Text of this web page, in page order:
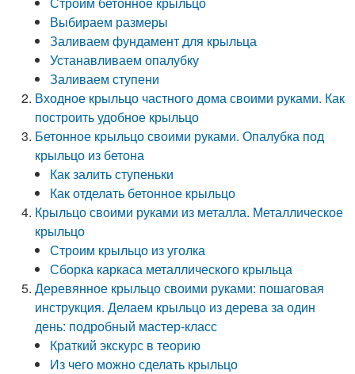
Выбираем размеры
Заливаем фундамент для крыльца
Устанавливаем опалубку
Заливаем ступени
Входное крыльцо частного дома своими руками. Как
построить удобное крыльцо
Бетонное крыльцо своими руками. Опалубка под
крыльцо из бетона
Как залить ступеньки
Как отделать бетонное крыльцо
Крыльцо своими руками из металла. Металлическое
крыльцо
Строим крыльцо из уголка
Сборка каркаса металлического крыльца
Деревянное крыльцо своими руками: пошаговая
инструкция. Делаем крыльцо из дерева за один
день: подробный мастер-класс
Краткий экскурс в теорию
Из чего можно сделать крыльцо